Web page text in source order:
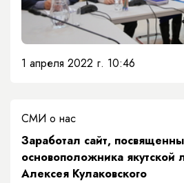
1 апреля 2022 г. 10:46
СМИ о нас
Заработал сайт,
основоположника якутской
Алексея Кулаковского